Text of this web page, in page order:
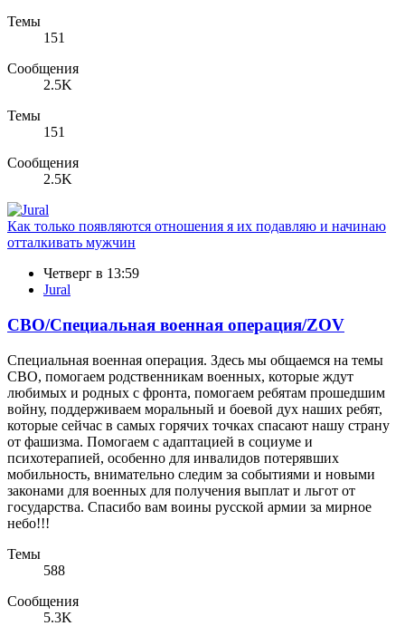
Темы
151
Сообщения
2.5K
Темы
151
Сообщения
2.5K
Как только появляются отношения я их подавляю и начинаю
отталкивать мужчин
Четверг в 13:59
Jural
СВО/Специальная военная операция/ZOV
Специальная военная операция. Здесь мы общаемся на темы
СВО, помогаем родственникам военных, которые ждут
любимых и родных с фронта, помогаем ребятам прошедшим
войну, поддерживаем моральный и боевой дух наших ребят,
которые сейчас в самых горячих точках спасают нашу страну
от фашизма. Помогаем с адаптацией в социуме и
психотерапией, особенно для инвалидов потерявших
мобильность, внимательно следим за событиями и новыми
законами для военных для получения выплат и льгот от
государства. Спасибо вам воины русской армии за мирное
небо!!!
Темы
588
Сообщения
5.3K